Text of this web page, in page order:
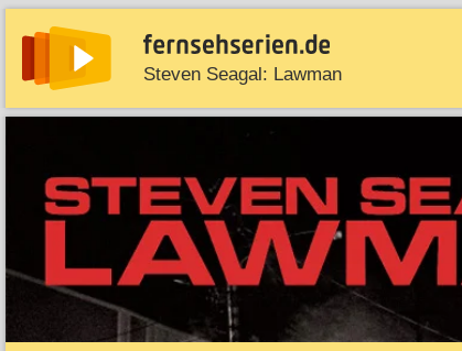
Steven Seagal: Lawman
News Entdecken Streaming TV-Starts